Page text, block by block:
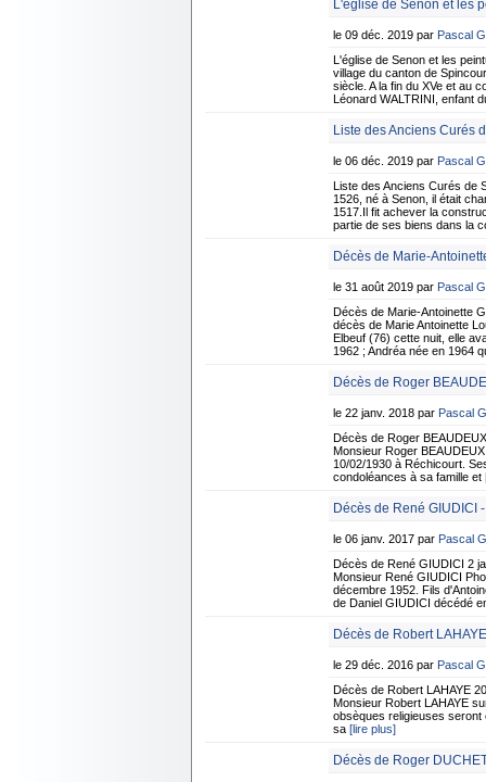
L'église de Senon et les
le 09 déc. 2019 par Pascal
L'église de Senon et les
village du canton de
siècle. A la fin du XVe et au
Léonard WALTRINI, enfant
Liste des Anciens Curés
le 06 déc. 2019 par Pascal
Liste des Anciens Curés de
1526, né à Senon, il était
1517.Il fit achever la
partie de ses biens dans la
Décès de Marie-
le 31 août 2019 par Pascal
Décès de Marie-Antoinette
décès de Marie Antoinette
Elbeuf (76) cette nuit, elle
1962 ; Andréa née en 1964
Décès de Roger
le 22 janv. 2018 par Pascal
Décès de Roger
Monsieur Roger
10/02/1930 à Réchicourt.
condoléances à sa famille et
Décès de René GIUDICI
le 06 janv. 2017 par Pascal
Décès de René GIUDICI 2
Monsieur René GIUDICI
décembre 1952. Fils
de Daniel GIUDICI décédé
Décès de Robert
le 29 déc. 2016 par Pascal
Décès de Robert LAHAYE
Monsieur Robert LAHAYE
obsèques religieuses seront
sa [lire plus]
Décès de Roger